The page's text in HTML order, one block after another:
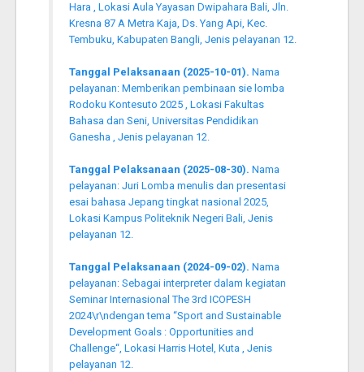
Hara , Lokasi Aula Yayasan Dwipahara Bali, Jln.
Kresna 87 A Metra Kaja, Ds. Yang Api, Kec.
Tembuku, Kabupaten Bangli, Jenis pelayanan 12.
Tanggal Pelaksanaan (2025-10-01). Nama
pelayanan: Memberikan pembinaan sie lomba
Rodoku Kontesuto 2025 , Lokasi Fakultas
Bahasa dan Seni, Universitas Pendidikan
Ganesha , Jenis pelayanan 12.
Tanggal Pelaksanaan (2025-08-30). Nama
pelayanan: Juri Lomba menulis dan presentasi
esai bahasa Jepang tingkat nasional 2025,
Lokasi Kampus Politeknik Negeri Bali, Jenis
pelayanan 12.
Tanggal Pelaksanaan (2024-09-02). Nama
pelayanan: Sebagai interpreter dalam kegiatan
Seminar Internasional The 3rd ICOPESH
2024\r\ndengan tema “Sport and Sustainable
Development Goals : Opportunities and
Challenge“, Lokasi Harris Hotel, Kuta , Jenis
pelayanan 12.